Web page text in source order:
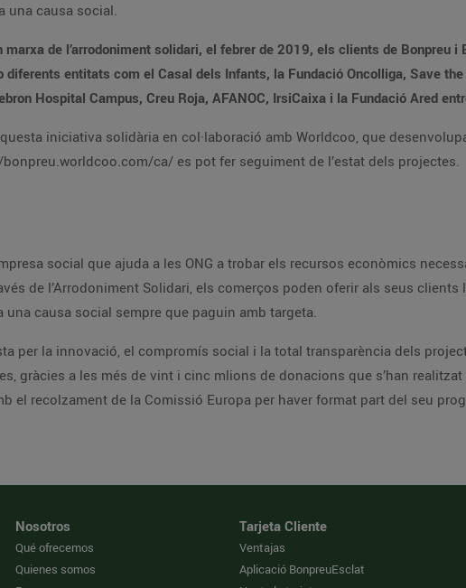
una causa social.
de 2019, els clients de Bonpreu i Esclat ja han donat més d’1,63 milions d’euros a través de les
Catalana Síndrome de Down, la Fundació
Impulsa, la Vall d’Hebron Hospital Campus, Creu Roja, AFANOC, IrsiCaixa i la
col·laboració amb Worldcoo, que desenvolupa i implementa canals de recaptació solidària. A través de la
pàgina web https://bonpreu.worldcoo.com/ca/ es pot fer seguiment de l’estat dels projectes.
ONG a trobar els recursos econòmics necessaris per impulsar els seus projectes socials i de cooperació
poden oferir als seus clients la possibilitat d’arrodonir l’import final de la seva compra i
donar els cèntims a una causa social sempre que paguin amb targeta.
social i la total transparència dels projectes amb els que col·labora. Des de la seva creació, ha finançat
que s’han realitzat des de 35 països diferents. Worldcoo forma part del moviment
B Corp i
Nosotros
Qué ofrecemos
Quienes somos
Tarjeta Cliente
Ventajas
Aplicació BonpreuEsclat